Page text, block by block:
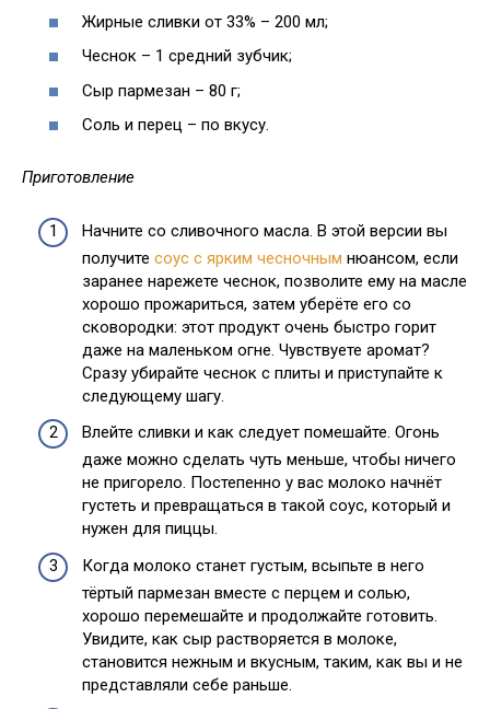
Жирные сливки от 33% – 200 мл;
Чеснок – 1 средний зубчик;
Сыр пармезан – 80 г;
Соль и перец – по вкусу.
Приготовление
Начните со сливочного масла. В этой версии вы
получите соус с ярким чесночным нюансом, если
заранее нарежете чеснок, позволите ему на масле
хорошо прожариться, затем уберёте его со
сковородки: этот продукт очень быстро горит
даже на маленьком огне. Чувствуете аромат?
Сразу убирайте чеснок с плиты и приступайте к
следующему шагу.
Влейте сливки и как следует помешайте. Огонь
даже можно сделать чуть меньше, чтобы ничего
не пригорело. Постепенно у вас молоко начнёт
густеть и превращаться в такой соус, который и
нужен для пиццы.
Когда молоко станет густым, всыпьте в него
тёртый пармезан вместе с перцем и солью,
хорошо перемешайте и продолжайте готовить.
Увидите, как сыр растворяется в молоке,
становится нежным и вкусным, таким, как вы и не
представляли себе раньше.